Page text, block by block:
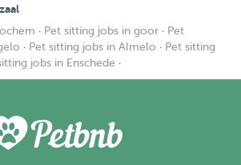
· Pet sitting jobs in goor · Pet
· Pet sitting jobs in Almelo · Pet sitting
jobs in Enschede ·